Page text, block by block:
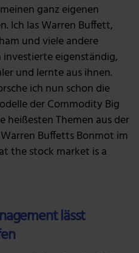
ganz eigenen
Ich las Warren Buffett,
und viele andere
eigenständig,
und lernte aus ihnen.
ich nun schon die
der Commodity Big
heißesten Themen aus der
Buffetts Bonmot im
the stock market is a
lässt